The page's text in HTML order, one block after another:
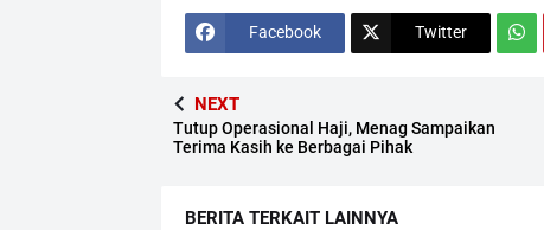
Facebook Twitter
NEXT
Tutup Operasional Haji, Menag Sampaikan
Terima Kasih ke Berbagai Pihak
BERITA TERKAIT LAINNYA